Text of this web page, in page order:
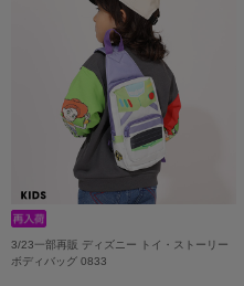
3/23一部再販 ディズニー トイ・ストーリー
ボディバッグ 0833